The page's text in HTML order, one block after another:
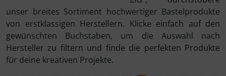
unser breites Sortiment hochwertiger Bastelprodukte
von erstklassigen Herstellern. Klicke einfach auf den
gewünschten Buchstaben, um die Auswahl nach
Hersteller zu filtern und finde die perfekten Produkte
für deine kreativen Projekte.